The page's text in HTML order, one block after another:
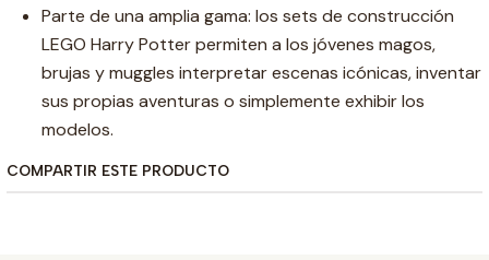
Parte de una amplia gama: los sets de construcción
LEGO Harry Potter permiten a los jóvenes magos,
brujas y muggles interpretar escenas icónicas, inventar
sus propias aventuras o simplemente exhibir los
modelos.
COMPARTIR ESTE PRODUCTO